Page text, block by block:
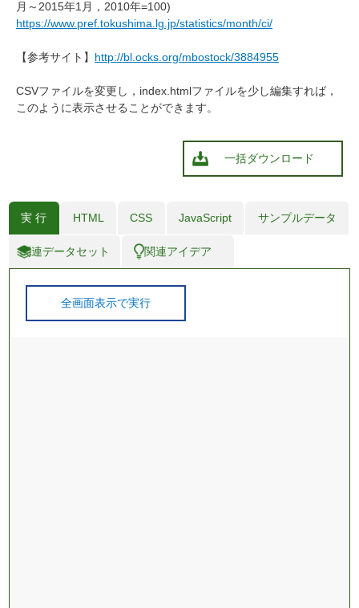
月～2015年1月，2010年=100)
https://www.pref.tokushima.lg.jp/statistics/month/ci/
【参考サイト】 http://bl.ocks.org/mbostock/3884955
CSVファイルを変更し，index.htmlファイルを少し編集すれば，
このように表示させることができます。
一括ダウンロード
実 行 HTML CSS JavaScript サンプルデータ
関連データセット 関連アイデア
全画面表示で実行